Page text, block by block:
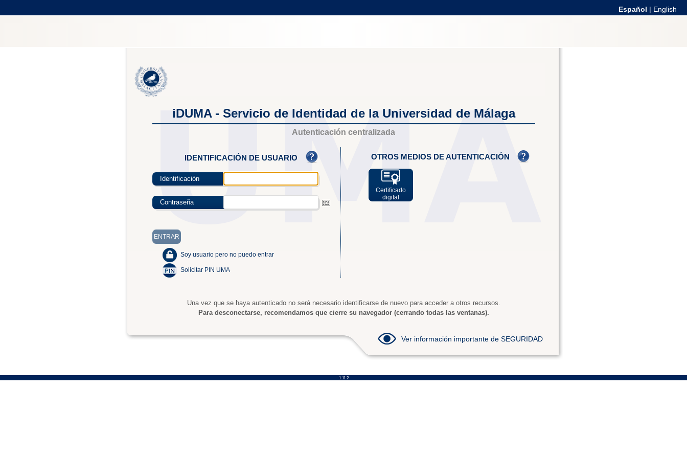
Español | English
iDUMA - Servicio de Identidad de la Universidad de Málaga
Autenticación centralizada
IDENTIFICACIÓN DE USUARIO
Identificación
Contraseña
Soy usuario pero no puedo entrar
Solicitar PIN UMA
OTROS MEDIOS DE AUTENTICACIÓN
Certificado
digital
Una vez que se haya autenticado no será necesario identificarse de nuevo para acceder a otros recursos.
Para desconectarse, recomendamos que cierre su navegador (cerrando todas las ventanas).
Ver información importante de SEGURIDAD
1.11.2